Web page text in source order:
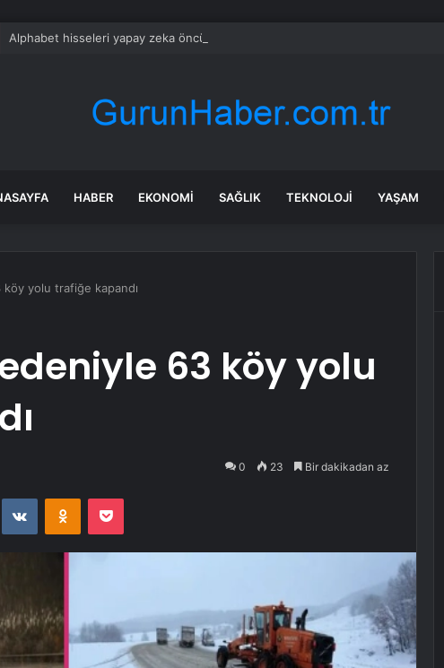
Alphabet hisseleri yapay zeka öncüsü Jeff Dean’in ayrılmasıyla %5 düştü
HABER EKONOMI SAĞLIK TEKNOLOJI YAŞAM
köy yolu trafiğe kapandı
63 köy yolu
0 23 Bir dakikadan az
VKontakteOdnoklassniki
Pocket